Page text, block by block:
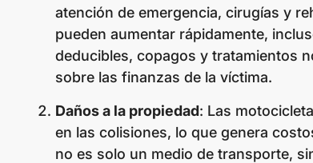
atención de emergencia, cirugías y
pueden aumentar rápidamente,
deducibles, copagos y tratamientos
sobre las finanzas de la víctima.
Daños a la propiedad: Las
en las colisiones, lo que genera
no es solo un medio de transporte,